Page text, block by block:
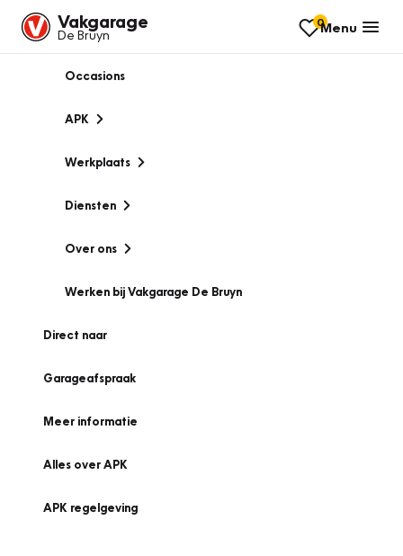
Vakgarage
De Bruyn
0Menu
Occasions
APK
Werkplaats
Diensten
Over ons
Werken bij Vakgarage De Bruyn
Direct naar
Garageafspraak
Meer informatie
Alles over APK
APK regelgeving